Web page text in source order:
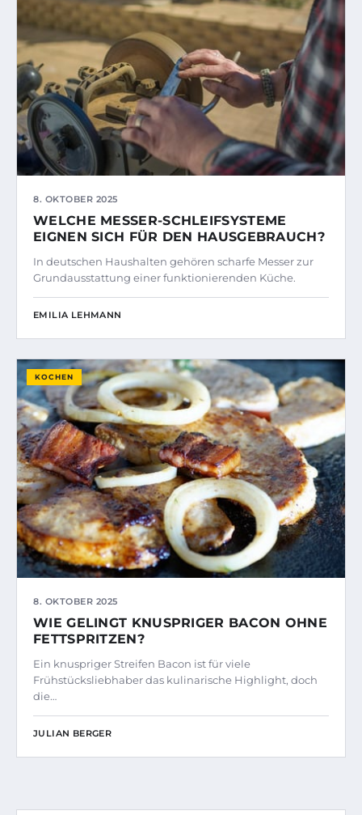
8. OKTOBER 2025
WELCHE MESSER-SCHLEIFSYSTEME
EIGNEN SICH FÜR DEN HAUSGEBRAUCH?
In deutschen Haushalten gehören scharfe Messer zur
Grundausstattung einer funktionierenden Küche.
EMILIA LEHMANN
KOCHEN
8. OKTOBER 2025
WIE GELINGT KNUSPRIGER BACON OHNE
FETTSPRITZEN?
Ein knuspriger Streifen Bacon ist für viele
Frühstücksliebhaber das kulinarische Highlight, doch
die…
JULIAN BERGER